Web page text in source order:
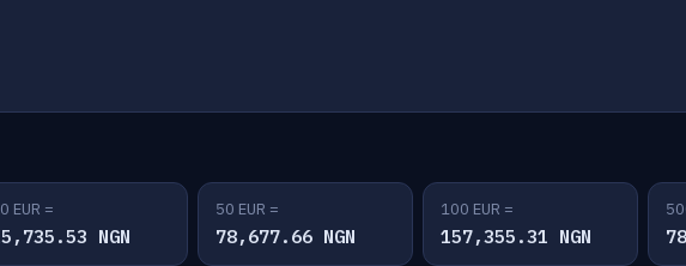
EUR =
NGN
50 EUR =
78,677.66 NGN
100 EUR =
157,355.31 NGN